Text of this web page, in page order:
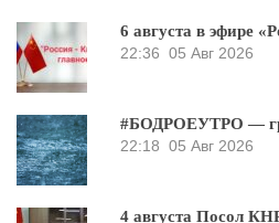
6 августа в эфире
22:36 05 Авг 2026
#БОДРОЕУТРО —
22:18 05 Авг 2026
4 августа Посол